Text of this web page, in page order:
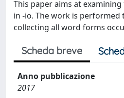
This paper aims at
in -io. The work is
collecting all word forms
Scheda breve
Anno pubblicazione
2017